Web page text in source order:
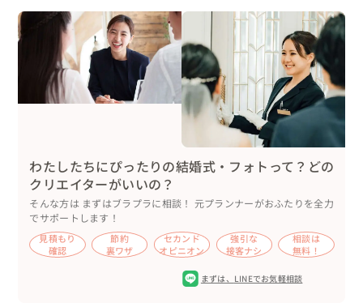
わたしたちにぴったりの結婚式・フォトって？どの
クリエイターがいいの？
そんな方は まずはブラプラに相談！ 元プランナーがおふたりを全力
でサポートします！
見積もり
確認
節約
裏ワザ
セカンド
オピニオン
強引な
接客ナシ
相談は
無料！
まずは、 LINEでお気軽相談